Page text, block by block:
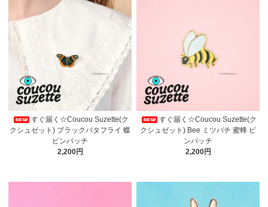
すぐ届く☆Coucou Suzette(ク
クシュゼット) ブラックバタフライ 蝶
ピンバッチ
2,200円
すぐ届く☆Coucou Suzette(ク
クシュゼット) Bee ミツバチ 蜜蜂 ピ
ンバッチ
2,200円